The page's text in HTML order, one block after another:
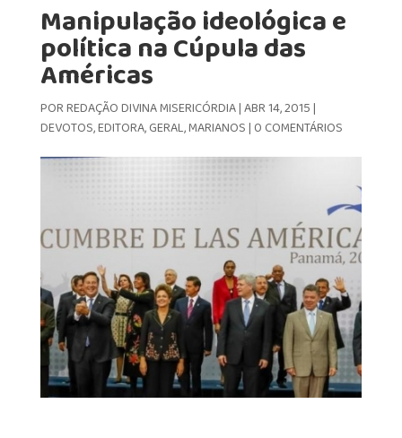
Manipulação ideológica e
política na Cúpula das
Américas
PORREDAÇÃO DIVINA MISERICÓRDIA|ABR 14, 2015|
DEVOTOS,EDITORA,GERAL,MARIANOS| 0 COMENTÁRIOS